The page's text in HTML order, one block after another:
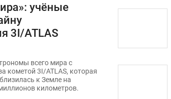
учёные
3I/ATLAS
всего мира с
кометой 3I/ATLAS, которая
к Земле на
километров.